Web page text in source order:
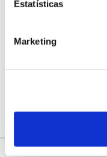
Estatísticas
Marketing